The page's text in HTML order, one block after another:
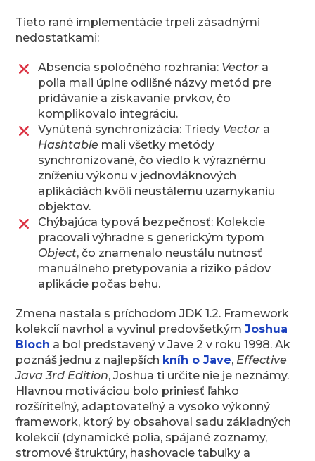
Tieto rané implementácie trpeli zásadnými
nedostatkami:
Absencia spoločného rozhrania: Vector a
polia mali úplne odlišné názvy metód pre
pridávanie a získavanie prvkov, čo
komplikovalo integráciu.
Vynútená synchronizácia: Triedy Vector a
Hashtable mali všetky metódy
synchronizované, čo viedlo k výraznému
zníženiu výkonu v jednovláknových
aplikáciách kvôli neustálemu uzamykaniu
objektov.
Chýbajúca typová bezpečnosť: Kolekcie
pracovali výhradne s generickým typom
Object, čo znamenalo neustálu nutnosť
manuálneho pretypovania a riziko pádov
aplikácie počas behu.
Zmena nastala s príchodom JDK 1.2. Framework
kolekcií navrhol a vyvinul predovšetkýmJoshua
Bloch a bol predstavený v Jave 2 v roku 1998. Ak
poznáš jednu z najlepších kníh o Jave, Effective
Java 3rd Edition, Joshua ti určite nie je neznámy.
Hlavnou motiváciou bolo priniesť ľahko
rozšíriteľný, adaptovateľný a vysoko výkonný
framework, ktorý by obsahoval sadu základných
kolekcií (dynamické polia, spájané zoznamy,
stromové štruktúry, hashovacie tabuľky a